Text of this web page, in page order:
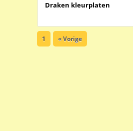
Draken kleurplaten
1 « Vorige